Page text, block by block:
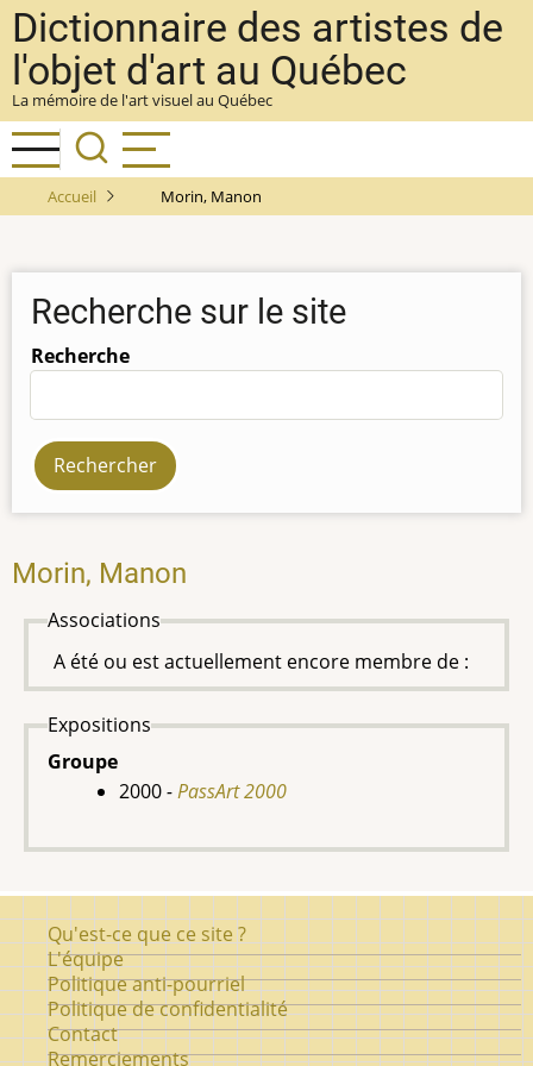
Aller
au
contenu
principal
Dictionnaire des artistes de
l'objet d'art au Québec
La mémoire de l'art visuel au Québec
Accueil Morin, Manon
Recherche sur le site
Recherche
Morin, Manon
Associations
A été ou est actuellement encore membre de :
Expositions
Groupe
2000-PassArt 2000
Pied
de
page
Qu'est-ce que ce site ?
L'équipe
Politique anti-pourriel
Politique de confidentialité
Contact
Remerciements